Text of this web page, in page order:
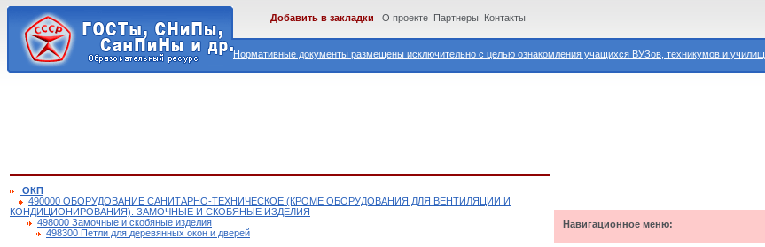
Нормативные документы размещены исключительно с целью ознакомления учащихся ВУЗов, техникумов и училищ.
Добавить в закладки О проекте Партнеры Контакты
ОКП
490000 ОБОРУДОВАНИЕ САНИТАРНО-ТЕХНИЧЕСКОЕ (КРОМЕ ОБОРУДОВАНИЯ ДЛЯ ВЕНТИЛЯЦИИ И
КОНДИЦИОНИРОВАНИЯ). ЗАМОЧНЫЕ И СКОБЯНЫЕ ИЗДЕЛИЯ
498000 Замочные и скобяные изделия
498300 Петли для деревянных окон и дверей
Навигационное меню: